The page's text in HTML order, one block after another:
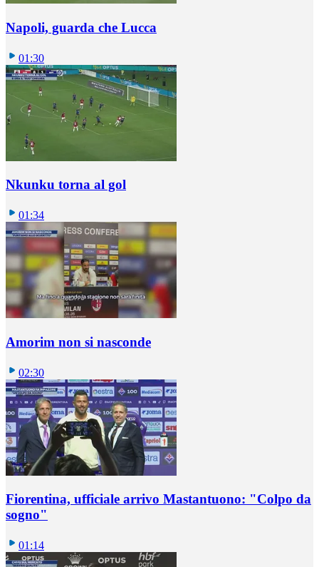
Napoli, guarda che Lucca
01:30
Nkunku torna al gol
01:34
Amorim non si nasconde
02:30
Fiorentina, ufficiale arrivo Mastantuono: "Colpo da
sogno"
01:14